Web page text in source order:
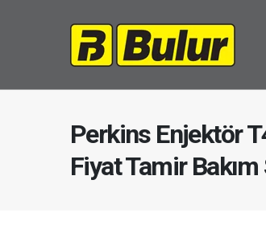
Perkins Enjektör
Fiyat Tamir